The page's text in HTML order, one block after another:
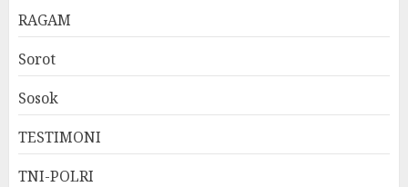
RAGAM
Sorot
Sosok
TESTIMONI
TNI-POLRI